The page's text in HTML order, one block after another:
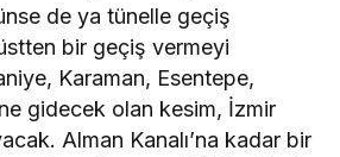
de ya tünelle geçiş
bir geçiş vermeyi
Karaman, Esentepe,
gidecek olan kesim, İzmir
Alman Kanalı’na kadar bir